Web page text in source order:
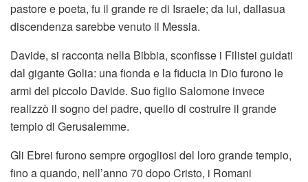
pastore e poeta, fu il grande re di Israele; da lui, dallasua
discendenza sarebbe venuto il Messia.
Davide, si racconta nella Bibbia, sconfisse i Filistei guidati
dal gigante Golia: una fionda e la fiducia in Dio furono le
armi del piccolo Davide. Suo figlio Salomone invece
realizzò il sogno del padre, quello di costruire il grande
tempio di Gerusalemme.
Gli Ebrei furono sempre orgogliosi del loro grande tempio,
fino a quando, nell’anno 70 dopo Cristo, i Romani